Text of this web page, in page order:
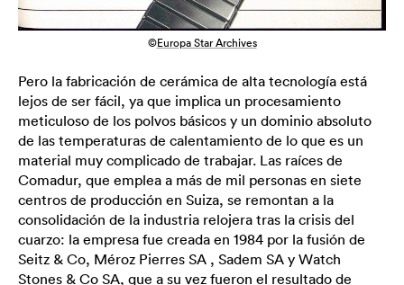
©Europa Star Archives
Pero la fabricación de cerámica de alta tecnología está
lejos de ser fácil, ya que implica un procesamiento
meticuloso de los polvos básicos y un dominio absoluto
de las temperaturas de calentamiento de lo que es un
material muy complicado de trabajar. Las raíces de
Comadur, que emplea a más de mil personas en siete
centros de producción en Suiza, se remontan a la
consolidación de la industria relojera tras la crisis del
cuarzo: la empresa fue creada en 1984 por la fusión de
Seitz & Co, Méroz Pierres SA , Sadem SA y Watch
Stones & Co SA, que a su vez fueron el resultado de